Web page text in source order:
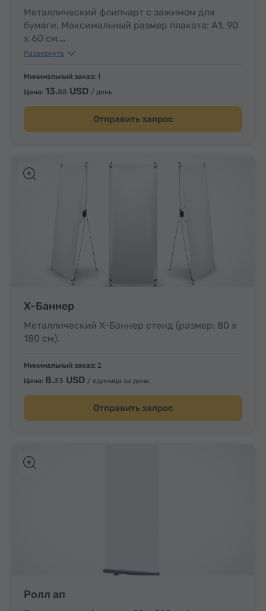
Металлический флипчарт с зажимом для
бумаги. Максимальный размер плаката: А1, 90
x 60 см.
13.88USD(необходимо заказать отдельно).
Развернуть
Минимальный заказ: 1
Цена: 13.88 USD / день
Отправить запрос
X-Баннер
Металлический X-Баннер стенд (размер: 80 x
180 см).
Минимальный заказ: 2
Цена: 8.33 USD / единица за день
Отправить запрос
Ролл ап